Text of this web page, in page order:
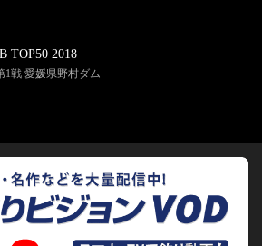
TOP50 2018
1戦 愛媛県野村ダム